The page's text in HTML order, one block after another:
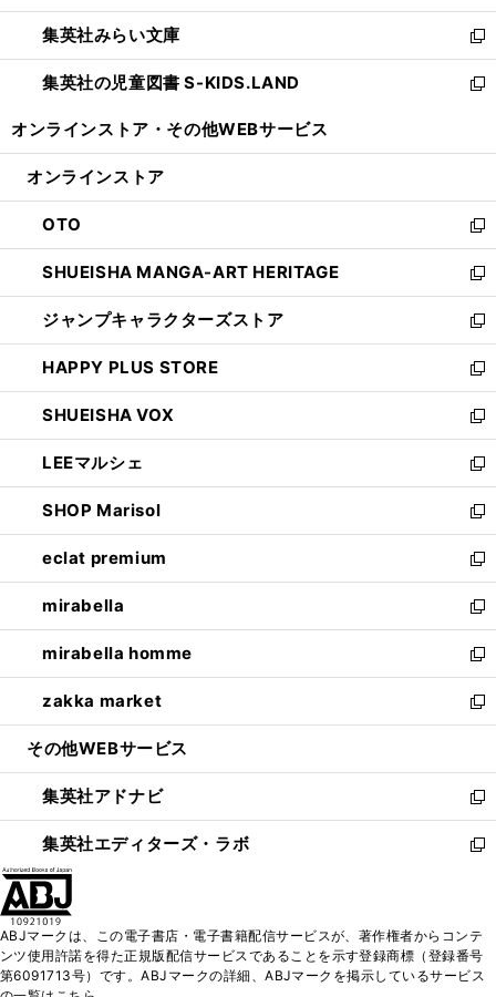
開
く
ウ
で
開
く
ン
ド
ウ
で
ウ
ィ
ン
ド
開
集英社みらい文庫
新
し
い
ン
ウ
で
開
く
集英社の児童図書 S-KIDS.LAND
新
ウ
ン
ド
ウ
で
開
く
オンラインストア・ その他WEBサービス
オンラインストア
OTO
新
し
い
ウ
ィ
ン
ド
ウ
で
開
く
SHUEISHA MANGA-ART HERITAGE
新
し
い
ウ
ィ
ン
ド
ウ
で
開
く
ジャンプキャラクターズストア
新
し
い
ウ
ィ
ン
ド
ウ
で
開
く
HAPPY PLUS STORE
新
し
い
ウ
ィ
ン
ド
ウ
で
開
く
SHUEISHA VOX
新
し
い
ウ
ィ
ン
ド
ウ
で
開
く
LEEマルシェ
新
し
い
ウ
ィ
ン
ド
ウ
で
開
く
SHOP Marisol
新
し
い
ウ
ィ
ン
ド
ウ
で
開
eclat premium
新
し
い
ウ
ィ
ン
ド
ウ
開
く
mirabella
新
し
い
ウ
ィ
ン
ウ
で
開
く
mirabella homme
新
し
い
ウ
ン
ド
ウ
で
zakka market
新
し
ウ
ィ
ン
ド
く
その他WEBサービス
集英社アドナビ
新
し
い
ド
ウ
で
集英社エディターズ・ラボ
新
ィ
ン
ABJマークは、この電子書店・電子書籍配信サービスが、著作権者からコンテ
ンツ使用許諾を得た正規版配信サービスであることを示す登録商標（登録番号
第6091713号）です。ABJマークの詳細、ABJマークを掲示しているサービス